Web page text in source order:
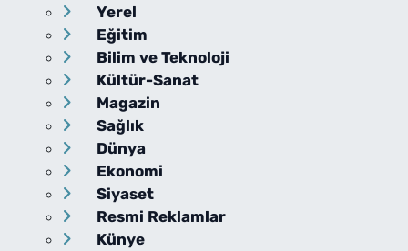
Yerel
Eğitim
Bilim ve Teknoloji
Kültür-Sanat
Magazin
Sağlık
Dünya
Ekonomi
Siyaset
Resmi Reklamlar
Künye